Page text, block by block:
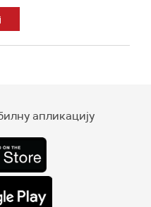
апликацију